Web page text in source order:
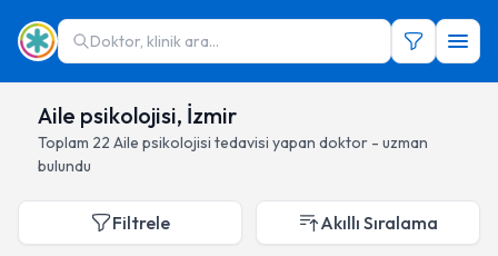
Doktor, klinik ara...
Aile psikolojisi, İzmir
Toplam 22 Aile psikolojisi tedavisi yapan doktor - uzman
bulundu
Filtrele Akıllı Sıralama